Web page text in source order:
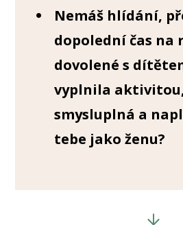
Nemáš hlídání,
dopolední čas na
dovolené s
vyplnila
smysluplná a
tebe jako ženu?